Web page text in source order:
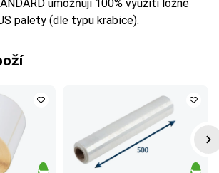
umožňují 100% využití ložné
palety (dle typu krabice).